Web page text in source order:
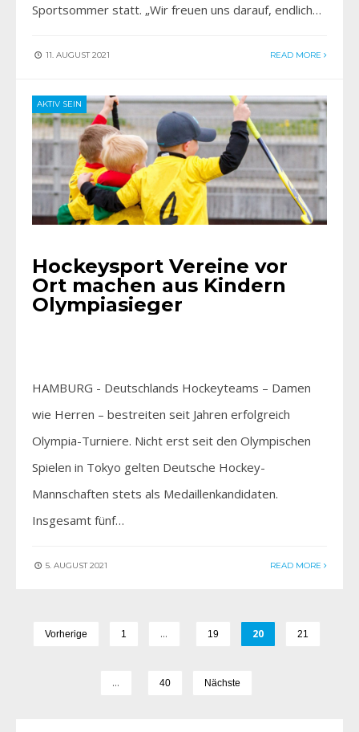
Sportsommer statt. „Wir freuen uns darauf, endlich…
11. AUGUST 2021 READ MORE
AKTIV SEIN
Hockeysport Vereine vor
Ort machen aus Kindern
Olympiasieger
HAMBURG - Deutschlands Hockeyteams – Damen
wie Herren – bestreiten seit Jahren erfolgreich
Olympia-Turniere. Nicht erst seit den Olympischen
Spielen in Tokyo gelten Deutsche Hockey-
Mannschaften stets als Medaillenkandidaten.
Insgesamt fünf…
5. AUGUST 2021 READ MORE
Vorherige 1 … 19 20 21
… 40 Nächste